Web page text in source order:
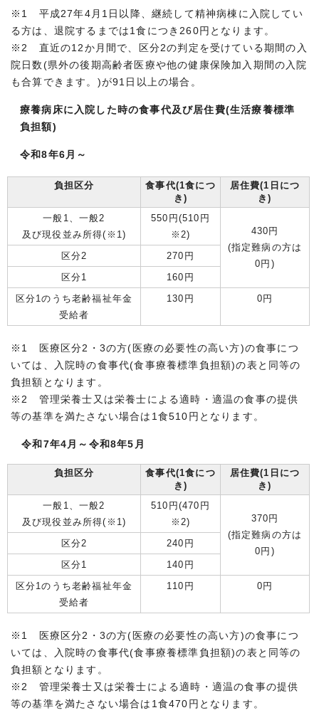
※1 平成27年4月1日以降、継続して精神病棟に入院してい
る方は、退院するまでは1食につき260円となります。
※2 直近の12か月間で、区分2の判定を受けている期間の入
院日数(県外の後期高齢者医療や他の健康保険加入期間の入院
も合算できます。)が91日以上の場合。
療養病床に入院した時の食事代及び居住費(生活療養標準
負担額)
令和8年6月～
負担区分
食事代(1食につ
き)
居住費(1日につ
き)
一般1、一般2
及び現役並み所得(※1)
550円(510円
※2)
430円
(指定難病の方は
0円)
区分2
270円
区分1
160円
区分1のうち老齢福祉年金
受給者
130円 0円
※1 医療区分2・3の方(医療の必要性の高い方)の食事につ
いては、入院時の食事代(食事療養標準負担額)の表と同等の
負担額となります。
※2 管理栄養士又は栄養士による適時・適温の食事の提供
等の基準を満たさない場合は1食510円となります。
令和7年4月～令和8年5月
負担区分
食事代(1食につ
き)
居住費(1日につ
き)
一般1、一般2
及び現役並み所得(※1)
510円(470円
※2)
370円
(指定難病の方は
0円)
区分2
240円
区分1
140円
区分1のうち老齢福祉年金
受給者
110円 0円
※1 医療区分2・3の方(医療の必要性の高い方)の食事につ
いては、入院時の食事代(食事療養標準負担額)の表と同等の
負担額となります。
※2 管理栄養士又は栄養士による適時・適温の食事の提供
等の基準を満たさない場合は1食470円となります。